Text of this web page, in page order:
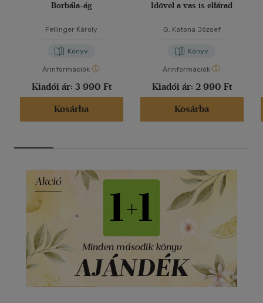
Borbála-ág
Fellinger Károly
Könyv
Árinformációk
Kiadói ár: 3 990 Ft
Kosárba
Idővel a vas is elfárad
G. Katona József
Könyv
Árinformációk
Kiadói ár: 2 990 Ft
Kosárba